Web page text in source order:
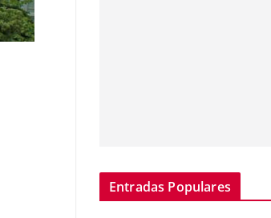
Entradas Populares